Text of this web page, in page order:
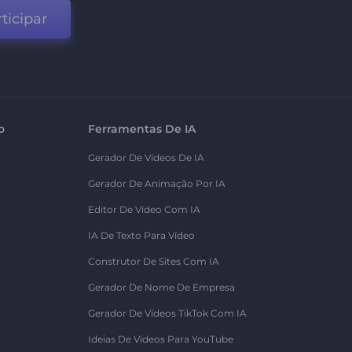
Ferramentas De IA
Gerador De Vídeos De IA
Gerador De Animação Por IA
Editor De Vídeo Com IA
IA De Texto Para Vídeo
Construtor De Sites Com IA
Gerador De Nome De Empresa
Gerador De Vídeos TikTok Com IA
Ideias De Vídeos Para YouTube